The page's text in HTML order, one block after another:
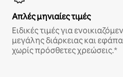
Απλές μηνιαίες τιμές
Ειδικές τιμές για
μεγάλης διάρκειας και
χωρίς πρόσθετες χρεώσεις.*